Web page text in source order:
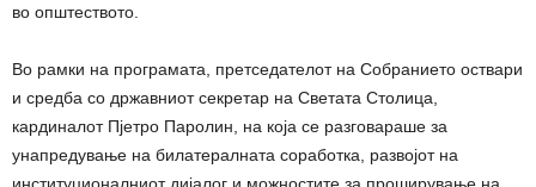
во општеството.
Во рамки на програмата, претседателот на Собранието оствари
и средба со државниот секретар на Светата Столица,
кардиналот Пјетро Паролин, на која се разговараше за
унапредување на билатералната соработка, развојот на
институционалниот дијалог и можностите за проширување на